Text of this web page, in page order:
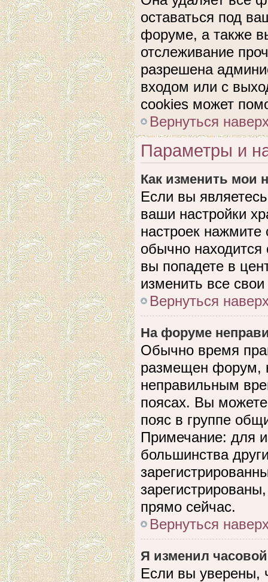
оставаться под
форуме, а также
отслеживание
разрешена
входом или с
cookies может
Вернуться
Параметры и
Как изменить мои
Если вы
ваши настройки
настроек нажмите
обычно
вы попадете в
изменить все свои
Вернуться
На форуме
Обычно время
размещен форум,
неправильным
поясах. Вы
пояс в группе
Примечание: для
большинства
прямо сейчас.
Вернуться
Я изменил
Если вы уверены,